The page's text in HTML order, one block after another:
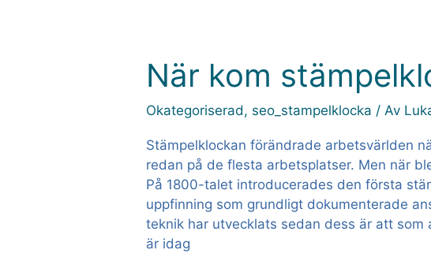
När kom
Okategoriserad, seo_stampelklocka / Av
Stämpelklockan förändrade arbetsvärlden
redan på de flesta arbetsplatser. Men när
På 1800-talet introducerades den första
uppfinning som grundligt dokumenterade
teknik har utvecklats sedan dess är att
är idag
När
kom
stämpelklockan?